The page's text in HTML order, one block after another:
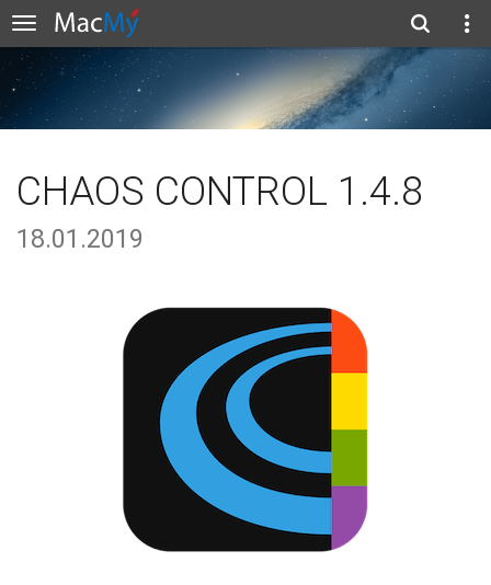
CHAOS CONTROL 1.4.8
18.01.2019